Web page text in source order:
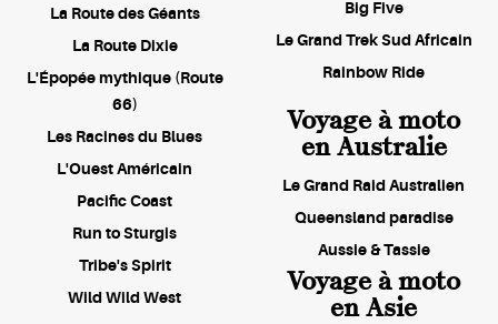
La Route des Géants
La Route Dixie
L'Épopée mythique (Route
66)
Les Racines du Blues
L'Ouest Américain
Pacific Coast
Run to Sturgis
Tribe's Spirit
Wild Wild West
Big Five
Le Grand Trek Sud Africain
Rainbow Ride
Voyage à moto
en Australie
Le Grand Raid Australien
Queensland paradise
Aussie & Tassie
Voyage à moto
en Asie